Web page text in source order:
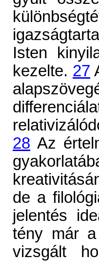
Isten
kezelte. 27
28 Az
de a
jelentés
tény már
vizsgált